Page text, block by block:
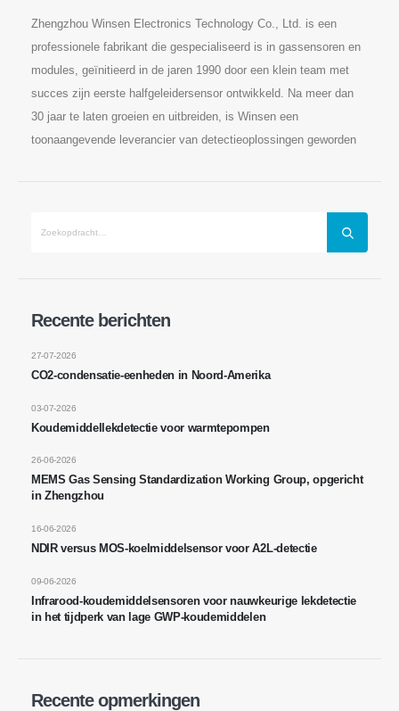
Zhengzhou Winsen Electronics Technology Co., Ltd. is een
professionele fabrikant die gespecialiseerd is in gassensoren en
modules, geïnitieerd in de jaren 1990 door een klein team met
succes zijn eerste halfgeleidersensor ontwikkeld. Na meer dan
30 jaar te laten groeien en uitbreiden, is Winsen een
toonaangevende leverancier van detectieoplossingen geworden
Recente berichten
CO2-condensatie-eenheden in Noord-Amerika
27-07-2026
Koudemiddellekdetectie voor warmtepompen
03-07-2026
MEMS Gas Sensing Standardization Working Group, opgericht
in Zhengzhou
26-06-2026
NDIR versus MOS-koelmiddelsensor voor A2L-detectie
16-06-2026
Infrarood-koudemiddelsensoren voor nauwkeurige lekdetectie
in het tijdperk van lage GWP-koudemiddelen
09-06-2026
Recente opmerkingen
Neem contact met ons op
Tel:0086-371-67169097
E -mail:cece@winsensor.com
Wechat Whatsapp
R454B -sensor